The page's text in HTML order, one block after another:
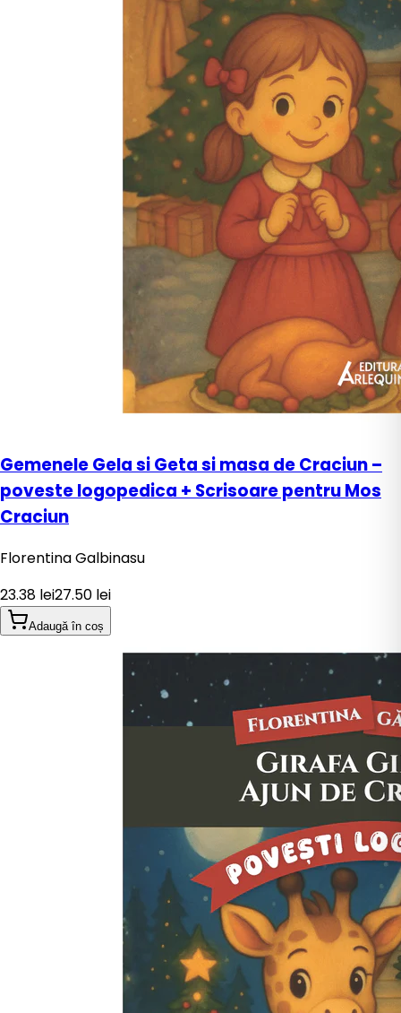
Gemenele Gela si Geta si masa de Craciun –
poveste logopedica + Scrisoare pentru Mos
Craciun
Florentina Galbinasu
23.38 lei27.50 lei
Adaugă în coș